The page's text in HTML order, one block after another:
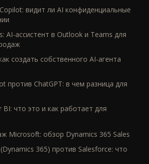
видит ли AI конфиденциальные
AI-ассистент в Outlook и Teams для
создать собственного AI-агента
против ChatGPT: в чем разница для
BI: что это и как работает для
Microsoft: обзор Dynamics 365 Sales
365) против Salesforce: что